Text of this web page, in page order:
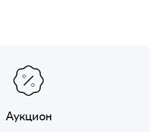
Аукцион